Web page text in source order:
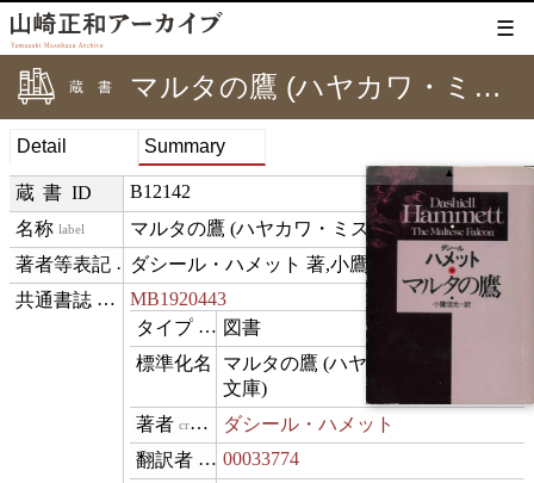
☰
蔵書 マルタの鷹 (ハヤカワ・ミステリ文庫)
Detail Summary
▲
蔵書ID B12142
label マルタの鷹 (ハヤカワ・ミステリ文庫)
creditText
ダシール・ハメット 著,小鷹信光 訳
exemplarOfMB1920443
type 図書
name
マルタの鷹 (ハヤカワ・ミステリ
文庫)
creator ダシール・ハメット
translator00033774